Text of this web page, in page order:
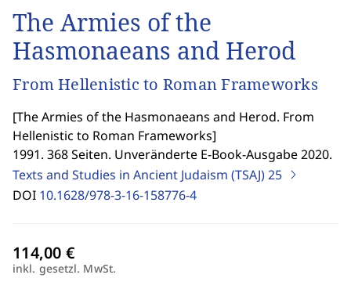
The Armies of the
Hasmonaeans and Herod
From Hellenistic to Roman Frameworks
[The Armies of the Hasmonaeans and Herod. From
Hellenistic to Roman Frameworks]
1991. 368 Seiten. Unveränderte E-Book-Ausgabe 2020.
Texts and Studies in Ancient Judaism (TSAJ)25
DOI 10.1628/978-3-16-158776-4
inkl. gesetzl. MwSt.